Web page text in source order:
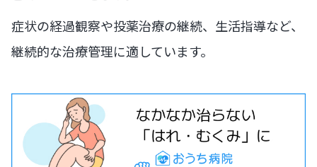
症状の経過観察や投薬治療の継続、生活指導など、
継続的な治療管理に適しています。